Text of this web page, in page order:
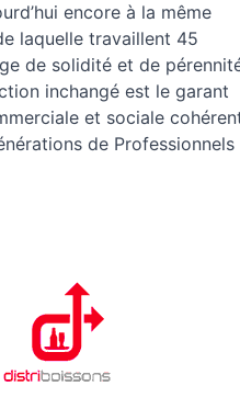
encore à la même
laquelle travaillent 45
de solidité et de
inchangé est le garant
et sociale
de Professionnels